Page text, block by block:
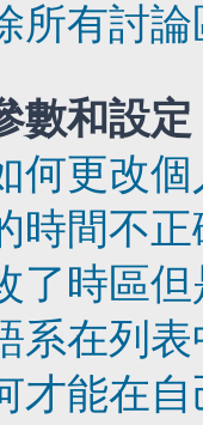
所有討
數和設定
何更改
時間不正
了時區
系在列
才能在